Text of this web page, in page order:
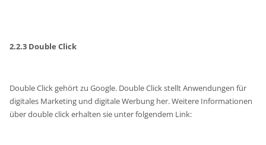
2.2.3 Double Click
Double Click gehört zu Google. Double Click stellt Anwendungen für
digitales Marketing und digitale Werbung her. Weitere Informationen
über double click erhalten sie unter folgendem Link: